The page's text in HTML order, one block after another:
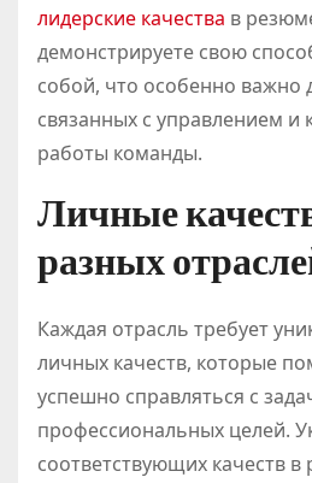
лидерские качества в
демонстрируете свою
собой, что особенно важно
связанных с управлением и
работы команды.
Личные
разных
Каждая отрасль требует
личных качеств, которые
успешно справляться с
профессиональных целей.
соответствующих качеств